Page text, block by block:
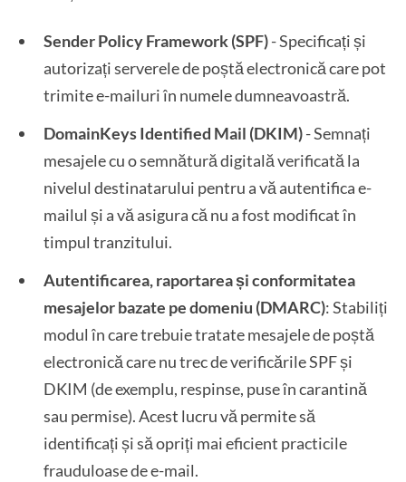
Sender Policy Framework (SPF)- Specificați și
autorizați serverele de poștă electronică care pot
trimite e-mailuri în numele dumneavoastră.
DomainKeys Identified Mail (DKIM)- Semnați
mesajele cu o semnătură digitală verificată la
nivelul destinatarului pentru a vă autentifica e-
mailul și a vă asigura că nu a fost modificat în
timpul tranzitului.
Autentificarea, raportarea și conformitatea
mesajelor bazate pe domeniu (DMARC): Stabiliți
modul în care trebuie tratate mesajele de poștă
electronică care nu trec de verificările SPF și
DKIM (de exemplu, respinse, puse în carantină
sau permise). Acest lucru vă permite să
identificați și să opriți mai eficient practicile
frauduloase de e-mail.